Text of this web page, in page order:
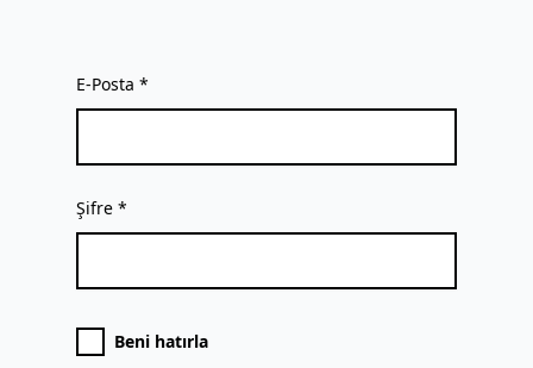
E-Posta *
Şifre *
Beni hatırla